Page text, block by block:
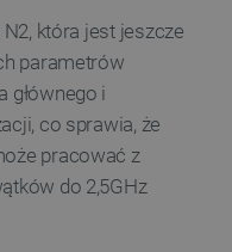
która jest jeszcze
parametrów
głównego i
co sprawia, że
pracować z
do 2,5GHz
Cloudflare Inc.
.bambulab.com